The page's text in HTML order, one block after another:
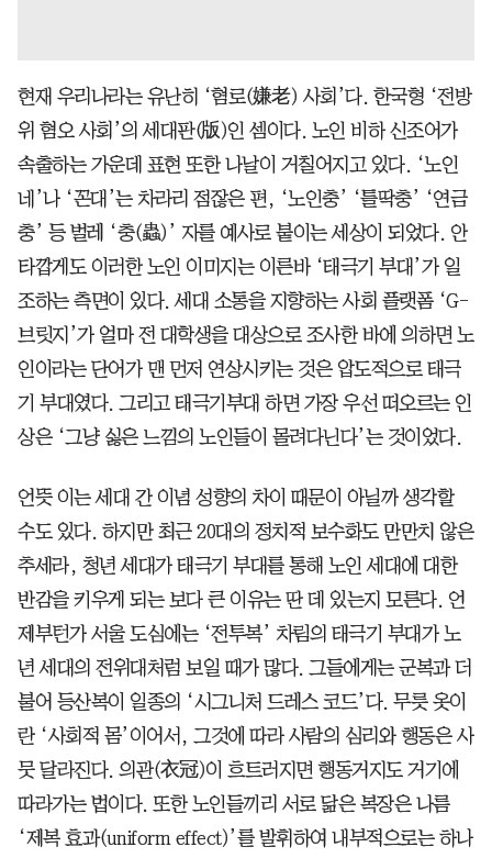
현재 우리나라는 유난히 ‘혐로(嫌老) 사회’다. 한국형 ‘전방
위 혐오 사회’의 세대판(版)인 셈이다. 노인 비하 신조어가
속출하는 가운데 표현 또한 나날이 거칠어지고 있다. ‘노인
네’나 ‘꼰대’는 차라리 점잖은 편, ‘노인충’ ‘틀딱충’ ‘연금
충’ 등 벌레 ‘충(蟲)’ 자를 예사로 붙이는 세상이 되었다. 안
타깝게도 이러한 노인 이미지는 이른바 ‘태극기 부대’가 일
조하는 측면이 있다. 세대 소통을 지향하는 사회 플랫폼 ‘G-
브릿지’가 얼마 전 대학생을 대상으로 조사한 바에 의하면 노
인이라는 단어가 맨 먼저 연상시키는 것은 압도적으로 태극
기 부대였다. 그리고 태극기부대 하면 가장 우선 떠오르는 인
상은 ‘그냥 싫은 느낌의 노인들이 몰려다닌다’는 것이었다.
언뜻 이는 세대 간 이념 성향의 차이 때문이 아닐까 생각할
수도 있다. 하지만 최근 20대의 정치적 보수화도 만만치 않은
추세라, 청년 세대가 태극기 부대를 통해 노인 세대에 대한
반감을 키우게 되는 보다 큰 이유는 딴 데 있는지 모른다. 언
제부턴가 서울 도심에는 ‘전투복’ 차림의 태극기 부대가 노
년 세대의 전위대처럼 보일 때가 많다. 그들에게는 군복과 더
불어 등산복이 일종의 ‘시그니처 드레스 코드’다. 무릇 옷이
란 ‘사회적 몸’이어서, 그것에 따라 사람의 심리와 행동은 사
뭇 달라진다. 의관(衣冠)이 흐트러지면 행동거지도 거기에
따라가는 법이다. 또한 노인들끼리 서로 닮은 복장은 나름
‘제복 효과(uniform effect)’를 발휘하여 내부적으로는 하나